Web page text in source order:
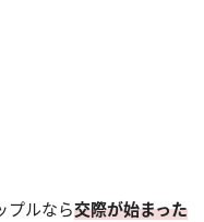
プルなら交際が始まった